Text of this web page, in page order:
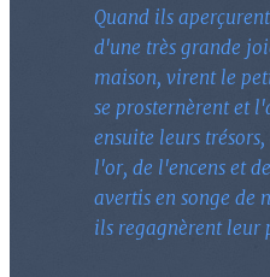
Quand ils
d'une très grande
maison, virent le
se prosternèrent et
ensuite leurs
l'or, de l'encens et
avertis en songe de
ils regagnèrent leur